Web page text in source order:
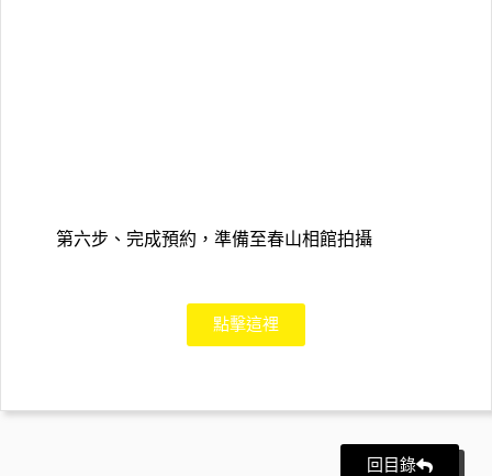
第六步、完成預約，準備至春山相館拍攝
點擊這裡
回目錄